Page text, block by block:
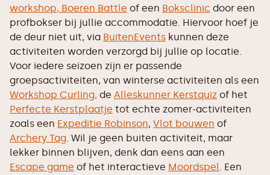
workshop, Boeren Battle of een Boksclinic door een
profbokser bij jullie accommodatie. Hiervoor hoef je
de deur niet uit, via BuitenEvents kunnen deze
activiteiten worden verzorgd bij jullie op locatie.
Voor iedere seizoen zijn er passende
groepsactiviteiten, van winterse activiteiten als een
Workshop Curling, de Alleskunner Kerstquiz of het
Perfecte Kerstplaatje tot echte zomer-activiteiten
zoals een Expeditie Robinson, Vlot bouwen of
Archery Tag. Wil je geen buiten activiteit, maar
lekker binnen blijven, denk dan eens aan een
Escape game of het interactieve Moordspel. Een